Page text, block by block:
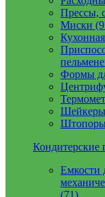
Прессы,
Миски
Формы
Кондитерские
Емкости
(71)